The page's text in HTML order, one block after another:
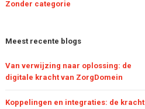
Zonder categorie
Meest recente blogs
Van verwijzing naar oplossing: de
digitale kracht van ZorgDomein
Koppelingen en integraties: de kracht